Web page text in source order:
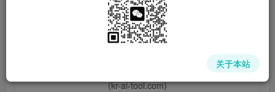
📌 1000➕互联网副业项目教程，更多网赚项目，点击以下
链接进入本站首页：
中赚网 - 分享各大收费VIP网赚项目和创业教程 - 狂人资源
(kr-ai-tool.com)
关于本站